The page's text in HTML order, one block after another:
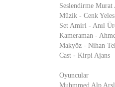
Seslendirme Murat
Müzik - Cenk Yeles
Set Amiri - Anıl
Kameraman -
Makyöz - Nihan
Cast - Kirpi Ajans
Oyuncular
Muhmmed Alp